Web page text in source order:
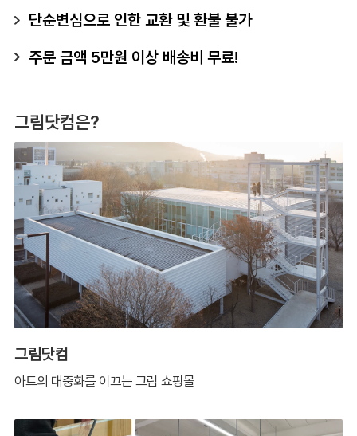
단순변심으로 인한 교환 및 환불 불가
주문 금액 5만원 이상 배송비 무료!
그림닷컴은?
그림닷컴
아트의 대중화를 이끄는 그림 쇼핑몰